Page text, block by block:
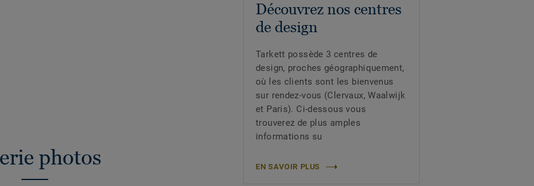
photos
Découvrez nos centres
de design
Tarkett possède 3 centres de
design, proches géographiquement,
où les clients sont les bienvenus
sur rendez-vous (Clervaux, Waalwijk
et Paris). Ci-dessous vous
trouverez de plus amples
informations su
EN SAVOIR PLUS